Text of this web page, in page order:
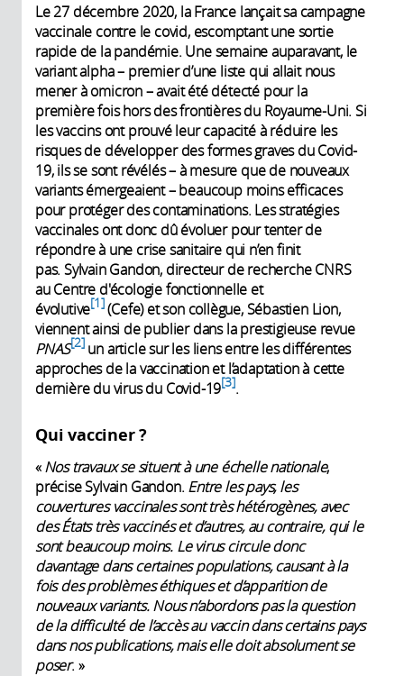
Le 27 décembre 2020, la France lançait sa campagne
vaccinale contre le covid, escomptant une sortie
rapide de la pandémie. Une semaine auparavant, le
variant alpha – premier d’une liste qui allait nous
mener à omicron – avait été détecté pour la
première fois hors des frontières du Royaume-Uni. Si
les vaccins ont prouvé leur capacité à réduire les
risques de développer des formes graves du Covid-
19, ils se sont révélés – à mesure que de nouveaux
variants émergeaient – beaucoup moins efficaces
pour protéger des contaminations. Les stratégies
vaccinales ont donc dû évoluer pour tenter de
répondre à une crise sanitaire qui n’en finit
pas. Sylvain Gandon, directeur de recherche CNRS
au Centre d'écologie fonctionnelle et
évolutive 1 (Cefe) et son collègue, Sébastien Lion,
viennent ainsi de publier dans la prestigieuse revue
PNAS 2 un article sur les liens entre les différentes
approches de la vaccination et l’adaptation à cette
dernière du virus du Covid-19 3 .
Qui vacciner ?
«Nos travaux se situent à une échelle nationale,
précise Sylvain Gandon. Entre les pays, les
couvertures vaccinales sont très hétérogènes, avec
des États très vaccinés et d’autres, au contraire, qui le
sont beaucoup moins. Le virus circule donc
davantage dans certaines populations, causant à la
fois des problèmes éthiques et d’apparition de
nouveaux variants. Nous n’abordons pas la question
de la difficulté de l’accès au vaccin dans certains pays
dans nos publications, mais elle doit absolument se
poser. »